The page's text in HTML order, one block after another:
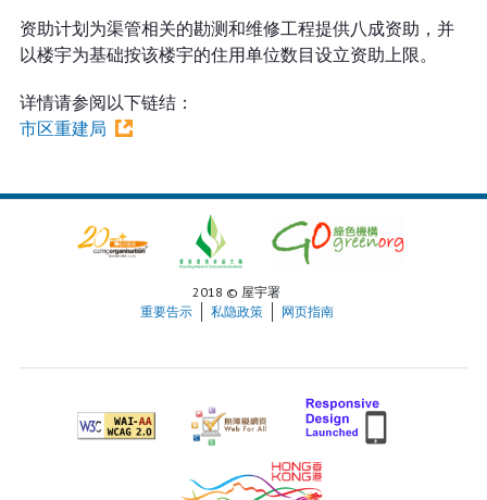
资助计划为渠管相关的勘测和维修工程提供八成资助，并
以楼宇为基础按该楼宇的住用单位数目设立资助上限。
详情请参阅以下链结：
市区重建局
2018 © 屋宇署
重要告示
私隐政策 网页指南